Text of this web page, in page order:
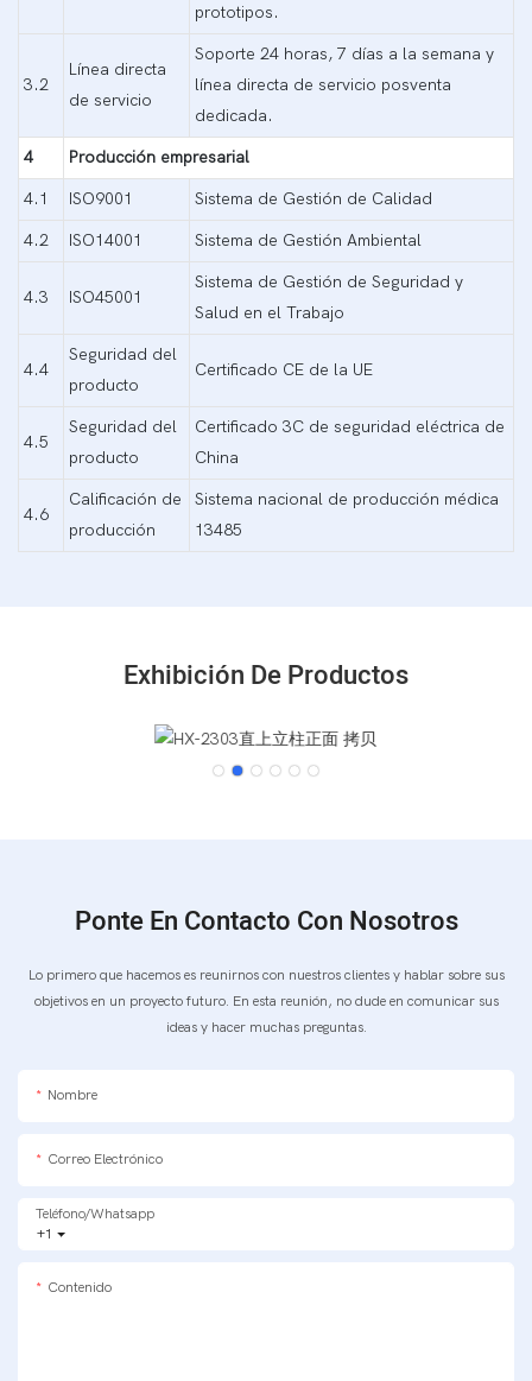
prototipos.
3.2
Línea directa
de servicio
Soporte 24 horas, 7 días a la semana y
línea directa de servicio posventa
dedicada.
4 Producción empresarial
4.1 ISO9001 Sistema de Gestión de Calidad
4.2 ISO14001 Sistema de Gestión Ambiental
4.3 ISO45001
Sistema de Gestión de Seguridad y
Salud en el Trabajo
4.4
Seguridad del
producto
Certificado CE de la UE
4.5
Seguridad del
producto
Certificado 3C de seguridad eléctrica de
China
4.6
Calificación de
producción
Sistema nacional de producción médica
13485
Exhibición De Productos
Ponte En Contacto Con Nosotros
Lo primero que hacemos es reunirnos con nuestros clientes y hablar sobre sus
objetivos en un proyecto futuro. En esta reunión, no dude en comunicar sus
ideas y hacer muchas preguntas.
Nombre
Correo Electrónico
+1
Teléfono/whatsapp
Contenido